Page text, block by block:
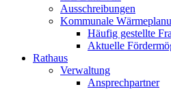
Ausschreibungen
Kommunale
Häufig gestellte
Aktuelle
Rathaus
Verwaltung
Ansprechpartner